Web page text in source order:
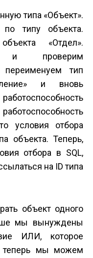
типа «Объект».
типу объекта.
«Отдел».
и проверим
переименуем тип
и вновь
условия отбора
объекта. Теперь,
отбора в SQL,
на ID типа
объект одного
мы вынуждены
ИЛИ, которое
теперь мы можем